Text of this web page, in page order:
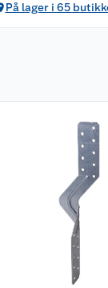
På lager i 65